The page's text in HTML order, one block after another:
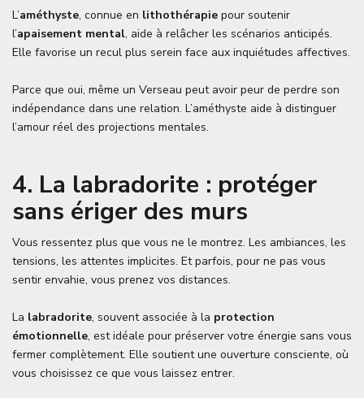
L’améthyste, connue en lithothérapie pour soutenir
l’apaisement mental, aide à relâcher les scénarios anticipés.
Elle favorise un recul plus serein face aux inquiétudes affectives.
Parce que oui, même un Verseau peut avoir peur de perdre son
indépendance dans une relation. L’améthyste aide à distinguer
l’amour réel des projections mentales.
4. La labradorite : protéger
sans ériger des murs
Vous ressentez plus que vous ne le montrez. Les ambiances, les
tensions, les attentes implicites. Et parfois, pour ne pas vous
sentir envahie, vous prenez vos distances.
La labradorite, souvent associée à la protection
émotionnelle, est idéale pour préserver votre énergie sans vous
fermer complètement. Elle soutient une ouverture consciente, où
vous choisissez ce que vous laissez entrer.